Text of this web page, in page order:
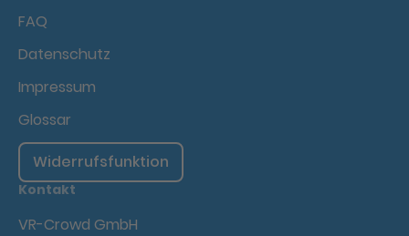
FAQ
Datenschutz
Impressum
Glossar
Widerrufsfunktion
Kontakt
VR-Crowd GmbH